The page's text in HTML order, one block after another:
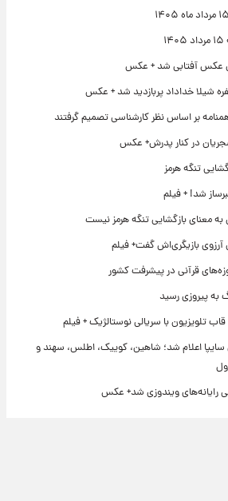
عکس آفتابی شد + عکس
بر اساس نظر کارشناسی تصمیم گرفتند
در کنار پدرش+ عکس
تنگه هرمز
شد! + فیلم
معنای بازگشایی تنگه هرمز نیست
آرزوی بازیگری‌اش گفت+ فیلم
قرآنی در پیشرفت کشور
به پیروزی رسید
تلویزیون با سریالی نوستالژیک + فیلم
اعلام شد؛ شاهین، کوییک، اطلس، سهند و
رایانه‌های ویندوزی شد+ عکس